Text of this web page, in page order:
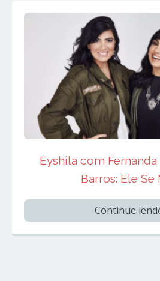
Eyshila com
Barros: Ele Se
Continue